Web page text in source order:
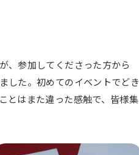
、参加してくださった方から
した。初めてのイベントでどき
とはまた違った感触で、皆様集